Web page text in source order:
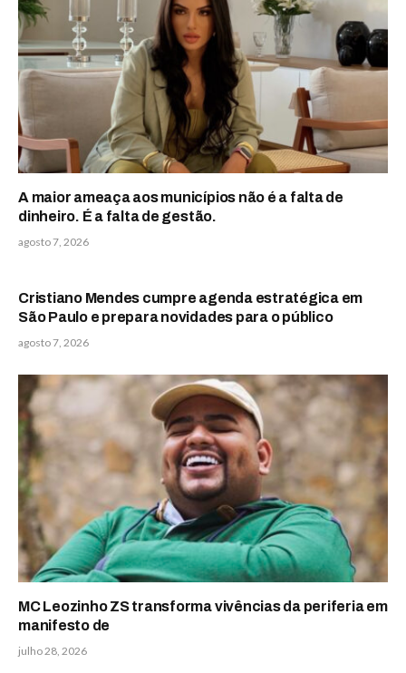
A maior ameaça aos municípios não é a falta de
dinheiro. É a falta de gestão.
agosto 7, 2026
Cristiano Mendes cumpre agenda estratégica em
São Paulo e prepara novidades para o público
agosto 7, 2026
MC Leozinho ZS transforma vivências da periferia em
manifesto de
julho 28, 2026